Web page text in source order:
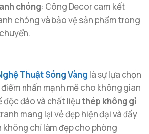
chóng: Công Decor cam kết
chóng và bảo vệ sản phẩm trong
Thuật Sóng Vàng là sự lựa chọn
nhấn mạnh mẽ cho không gian
độc đáo và chất liệuthép không gỉ
mang lại vẻ đẹp hiện đại và đầy
không chỉ làm đẹp cho phòng